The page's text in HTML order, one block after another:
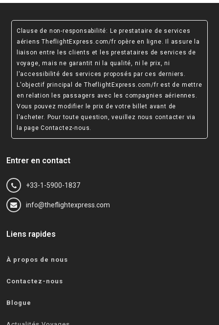
Clause de non-responsabilité: Le prestataire de services
aériens TheflightExpress.com/fr opère en ligne. Il assure la
liaison entre les clients et les prestataires de services de
voyage, mais ne garantit ni la qualité, ni le prix, ni
l'accessibilité des services proposés par ces derniers.
L'objectif principal de TheflightExpress.com/fr est de mettre
en relation les passagers avec les compagnies aériennes.
Vous pouvez modifier le prix de votre billet avant de
l'acheter. Pour toute question, veuillez nous contacter via
la pageContactez-nous
Entrer en contact
+33-1-5900-1837
info@theflightexpress.com
Liens rapides
À propos de nous
Contactez-nous
Blogue